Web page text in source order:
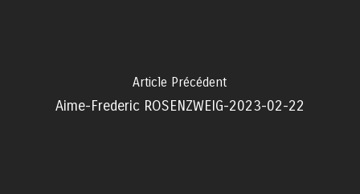
Article Précédent
Aime-Frederic ROSENZWEIG-2023-02-22